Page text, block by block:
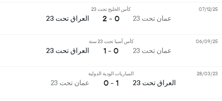
عمان تحت 23
كأس الخليج تحت 23
0 - 2 العراق تحت 23
07/12/25
عمان تحت 23
كأس آسيا تحت 23 سنة
0 - 1 العراق تحت 23
06/09/25
العراق تحت 23
المباريات الودية الدولية
1 - 0 عمان تحت 23
28/03/23